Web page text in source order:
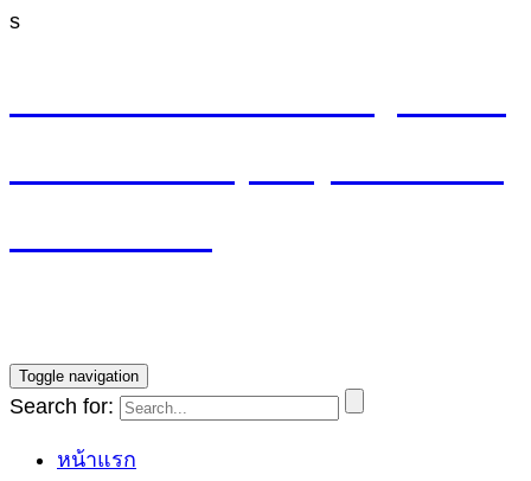
s
Toggle navigation
Search for:
หน้าแรก